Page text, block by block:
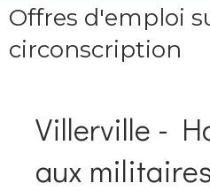
Offres d'emploi
circonscription
Villerville -
aux